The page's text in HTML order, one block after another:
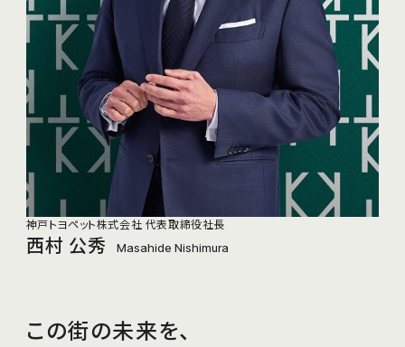
神戸トヨペット株式会社 代表取締役社長
西村 公秀 Masahide Nishimura
この街の未来を、